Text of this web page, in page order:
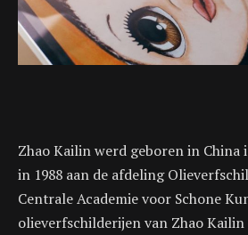
Zhao Kailin werd geboren in China
in 1988 aan de afdeling
Centrale Academie voor Schone
olieverfschilderijen van Zhao